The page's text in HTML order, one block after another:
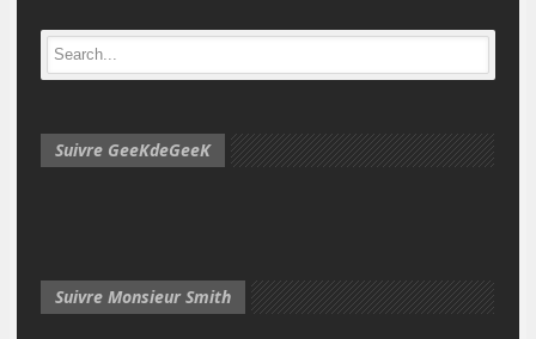
Suivre GeeKdeGeeK
Suivre Monsieur Smith